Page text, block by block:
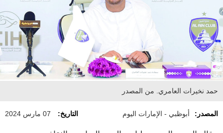
حمد نخيرات العامري. من المصدر
المصدر: أبوظبي - الإمارات اليوم التاريخ: 07 مارس 2024